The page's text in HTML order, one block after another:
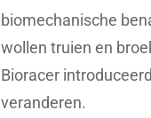
biomechanische
wollen truien en
Bioracer
veranderen.